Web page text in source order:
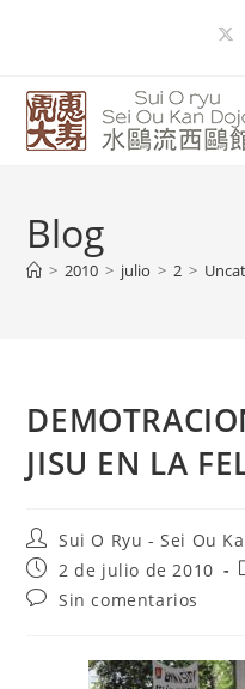
Blog
> 2010 > julio > 2 >
JISU EN LA
Sui O Ryu - Sei Ou
2 de julio de 2010
Sin comentarios